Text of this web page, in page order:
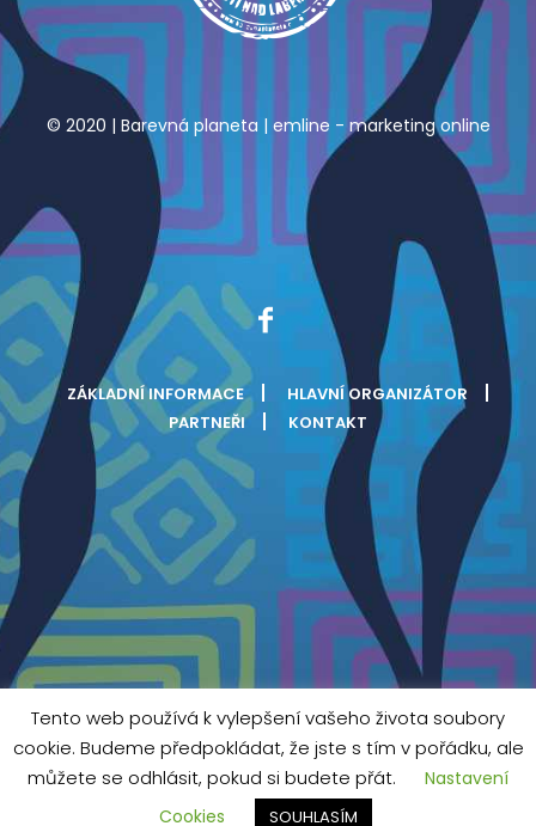
© 2020 | Barevná planeta | emline - marketing online
ZÁKLADNÍ INFORMACE
HLAVNÍ ORGANIZÁTOR
PARTNEŘI
KONTAKT
Tento web používá k vylepšení vašeho života soubory
cookie. Budeme předpokládat, že jste s tím v pořádku, ale
můžete se odhlásit, pokud si budete přát.
Nastavení
Cookies
SOUHLASÍM